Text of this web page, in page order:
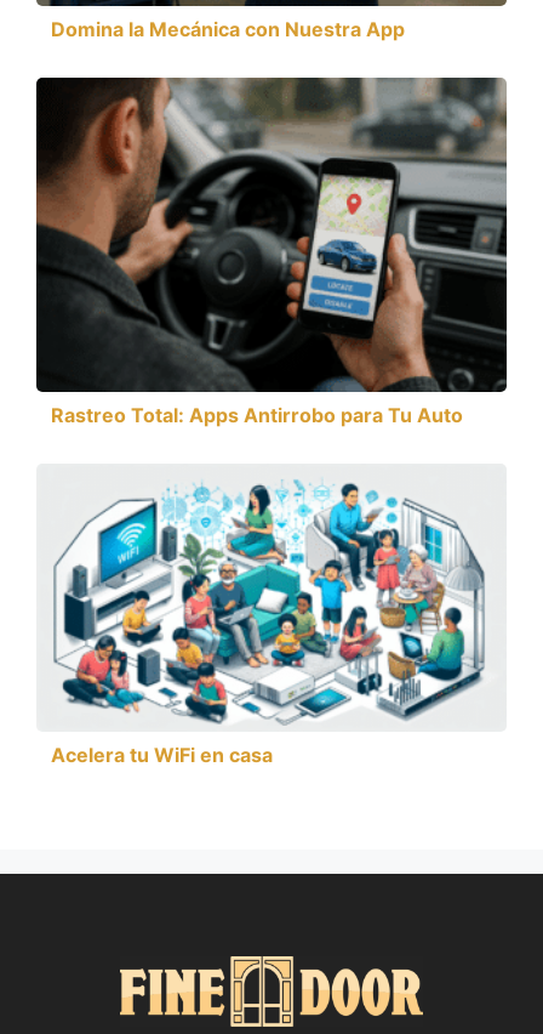
Domina la Mecánica con Nuestra App
Rastreo Total: Apps Antirrobo para Tu Auto
Acelera tu WiFi en casa